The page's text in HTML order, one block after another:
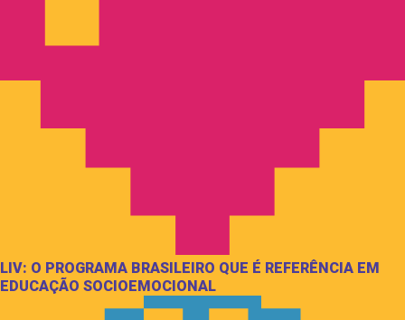
LIV: O PROGRAMA BRASILEIRO QUE É REFERÊNCIA EM
EDUCAÇÃO SOCIOEMOCIONAL